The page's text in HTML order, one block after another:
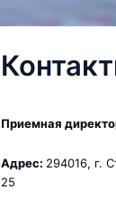
Приемная
Адрес: 294016, г.
25